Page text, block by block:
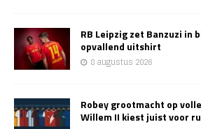
RB Leipzig zet Banzuzi in
opvallend uitshirt
8 augustus 2026
Robey grootmacht op
Willem II kiest juist voor